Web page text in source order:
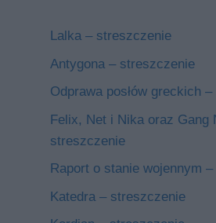
Lalka – streszczenie
Antygona – streszczenie
Odprawa posłów greckich
Felix, Net i Nika oraz Gang
streszczenie
Raport o stanie wojennym
Katedra – streszczenie